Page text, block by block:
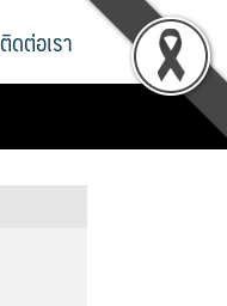
ติดต่อเรา